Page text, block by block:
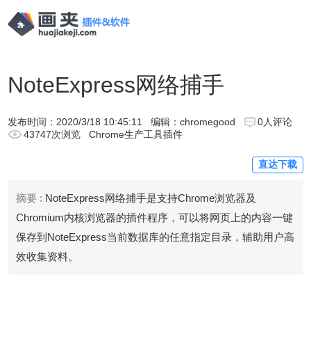
NoteExpress网络捕手
发布时间： 2020/3/18 10:45:11 编辑：chromegood
0人评论
43747次浏览
Chrome生产工具插件
直达下载
摘要 : NoteExpress网络捕手是支持Chrome浏览器及
Chromium内核浏览器的插件程序，可以将网页上的内容一键
保存到NoteExpress当前数据库的任意指定目录，辅助用户高
效收集资料。